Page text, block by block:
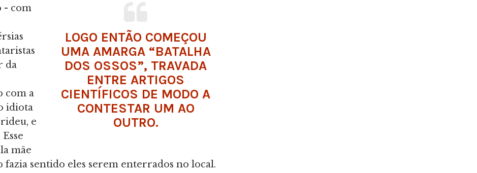
LOGO ENTÃO COMEÇOU
UMA AMARGA “BATALHA
DOS OSSOS”, TRAVADA
ENTRE ARTIGOS
CIENTÍFICOS DE MODO A
CONTESTAR UM AO
OUTRO.
- com
da
com a
idiota
e
mãe
fazia sentido eles serem enterrados no local.